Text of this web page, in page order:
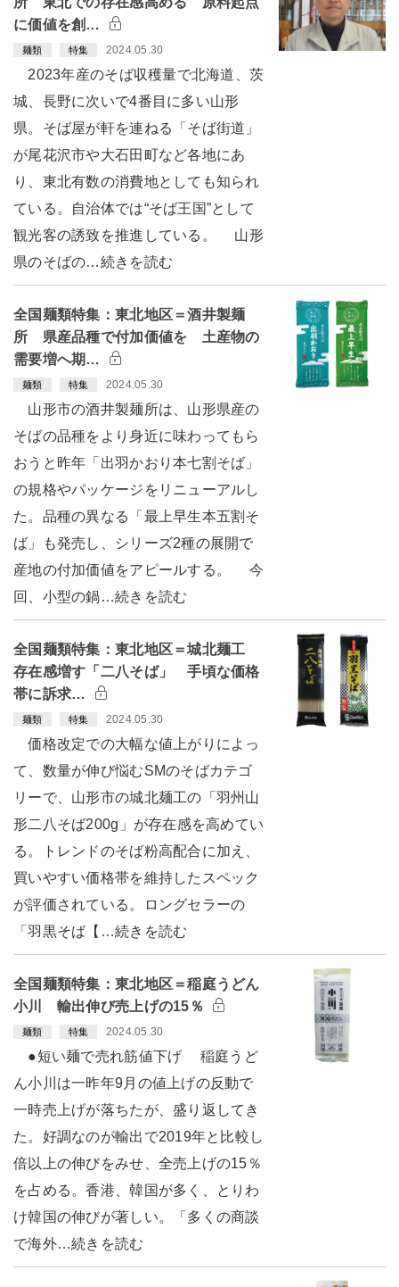
に価値を創…
麺類 特集 2024.05.30
2023年産のそば収穫量で北海道、茨
城、長野に次いで4番目に多い山形
県。そば屋が軒を連ねる「そば街道」
が尾花沢市や大石田町など各地にあ
り、東北有数の消費地としても知られ
ている。自治体では“そば王国”として
観光客の誘致を推進している。 山形
県のそばの…続きを読む
全国麺類特集：東北地区＝酒井製麺
所 県産品種で付加価値を 土産物の
需要増へ期…
麺類 特集 2024.05.30
山形市の酒井製麺所は、山形県産の
そばの品種をより身近に味わってもら
おうと昨年「出羽かおり本七割そば」
の規格やパッケージをリニューアルし
た。品種の異なる「最上早生本五割そ
ば」も発売し、シリーズ2種の展開で
産地の付加価値をアピールする。 今
回、小型の鍋…続きを読む
全国麺類特集：東北地区＝城北麺工
存在感増す「二八そば」 手頃な価格
帯に訴求…
麺類 特集 2024.05.30
価格改定での大幅な値上がりによっ
て、数量が伸び悩むSMのそばカテゴ
リーで、山形市の城北麺工の「羽州山
形二八そば200g」が存在感を高めてい
る。トレンドのそば粉高配合に加え、
買いやすい価格帯を維持したスペック
が評価されている。ロングセラーの
「羽黒そば【…続きを読む
全国麺類特集：東北地区＝稲庭うどん
小川 輸出伸び売上げの15％
麺類 特集 2024.05.30
●短い麺で売れ筋値下げ 稲庭うど
ん小川は一昨年9月の値上げの反動で
一時売上げが落ちたが、盛り返してき
た。好調なのが輸出で2019年と比較し
倍以上の伸びをみせ、全売上げの15％
を占める。香港、韓国が多く、とりわ
け韓国の伸びが著しい。「多くの商談
で海外…続きを読む